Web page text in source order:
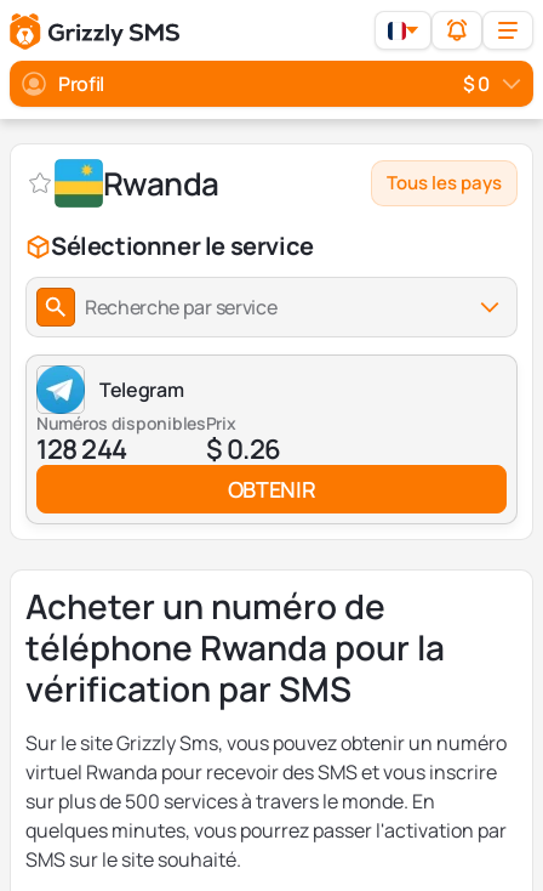
Profil $ 0
Rwanda Tous les pays
Sélectionner le service
Recherche par service
Telegram
Numéros disponibles
128 244
Prix
$ 0.26
OBTENIR
Acheter un numéro de
téléphone Rwanda pour la
vérification par SMS
Sur le site Grizzly Sms, vous pouvez obtenir un numéro
virtuel Rwanda pour recevoir des SMS et vous inscrire
sur plus de 500 services à travers le monde. En
quelques minutes, vous pourrez passer l'activation par
SMS sur le site souhaité.